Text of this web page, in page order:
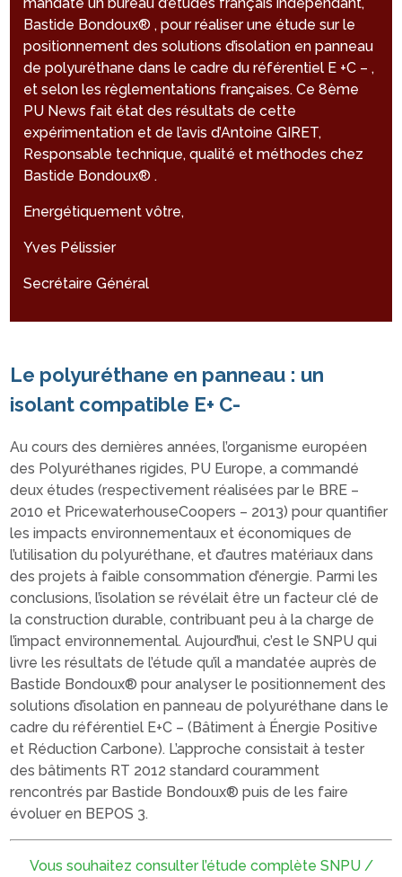
Bastide Bondoux® , pour réaliser une étude sur le
positionnement des solutions d’isolation en panneau
de polyuréthane dans le cadre du référentiel E +C – ,
et selon les règlementations françaises. Ce 8ème
PU News fait état des résultats de cette
expérimentation et de l’avis d’Antoine GIRET,
Responsable technique, qualité et méthodes chez
Bastide Bondoux® .
Energétiquement vôtre,
Yves Pélissier
Secrétaire Général
Le polyuréthane en panneau : un
isolant compatible E+ C-
Au cours des dernières années, l’organisme européen
des Polyuréthanes rigides, PU Europe, a commandé
deux études (respectivement réalisées par le BRE –
2010 et PricewaterhouseCoopers – 2013) pour quantifier
les impacts environnementaux et économiques de
l’utilisation du polyuréthane, et d’autres matériaux dans
des projets à faible consommation d’énergie. Parmi les
conclusions, l’isolation se révélait être un facteur clé de
la construction durable, contribuant peu à la charge de
l’impact environnemental. Aujourd’hui, c’est le SNPU qui
livre les résultats de l’étude qu’il a mandatée auprès de
Bastide Bondoux® pour analyser le positionnement des
solutions d’isolation en panneau de polyuréthane dans le
cadre du référentiel E+C – (Bâtiment à Énergie Positive
et Réduction Carbone). L’approche consistait à tester
des bâtiments RT 2012 standard couramment
rencontrés par Bastide Bondoux® puis de les faire
évoluer en BEPOS 3.
Vous souhaitez consulter l’étude complète SNPU /